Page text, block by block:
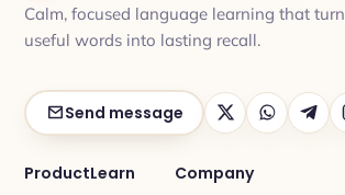
Calm, focused language learning that
useful words into lasting recall.
Send message
ProductLearn Company